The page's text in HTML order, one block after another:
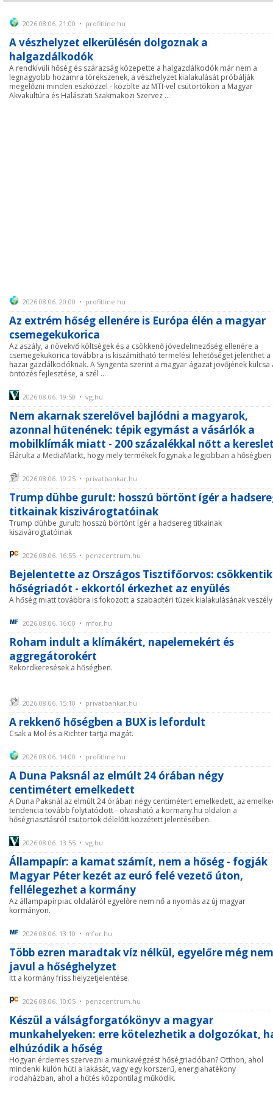
2026.08.06. 21:00 • profitline.hu
A vészhelyzet elkerülésén dolgoznak a
halgazdálkodók
A rendkívüli hőség és szárazság közepette a halgazdálkodók már nem a
legnagyobb hozamra törekszenek, a vészhelyzet kialakulását próbálják
megelőzni minden eszközzel - közölte az MTI-vel csütörtökön a Magyar
Akvakultúra és Halászati Szakmaközi Szervez ...
2026.08.06. 20:00 • profitline.hu
Az extrém hőség ellenére is Európa élén a magyar
csemegekukorica
Az aszály, a növekvő költségek és a csökkenő jövedelmezőség ellenére a
csemegekukorica továbbra is kiszámítható termelési lehetőséget jelenthet a
hazai gazdálkodóknak. A Syngenta szerint a magyar ágazat jövőjének kulcsa
öntözés fejlesztése, a szél ...
2026.08.06. 19:50 • vg.hu
Nem akarnak szerelővel bajlódni a magyarok,
azonnal hűtenének: tépik egymást a vásárlók a
mobilklímák miatt - 200 százalékkal nőtt a
Elárulta a MediaMarkt, hogy mely termékek fogynak a legjobban a hőségben
2026.08.06. 19:25 • privatbankar.hu
Trump dühbe gurult: hosszú börtönt ígér a
titkainak kiszivárogtatóinak
Trump dühbe gurult: hosszú börtönt ígér a hadsereg titkainak
kiszivárogtatóinak
2026.08.06. 16:55 • penzcentrum.hu
Bejelentette az Országos Tisztifőorvos:
hőségriadót - ekkortól érkezhet az enyülés
A hőség miatt továbbra is fokozott a szabadtéri tüzek kialakulásának
2026.08.06. 16:00 • mfor.hu
Roham indult a klímákért, napelemekért és
aggregátorokért
Rekordkeresések a hőségben.
2026.08.06. 15:10 • privatbankar.hu
A rekkenő hőségben a BUX is lefordult
Csak a Mol és a Richter tartja magát.
2026.08.06. 14:00 • profitline.hu
A Duna Paksnál az elmúlt 24 órában négy
centimétert emelkedett
A Duna Paksnál az elmúlt 24 órában négy centimétert emelkedett, az
tendencia tovább folytatódott - olvasható a kormany.hu oldalon a
hőségriasztásról csütörtök délelőtt közzétett jelentésében.
2026.08.06. 13:55 • vg.hu
Állampapír: a kamat számít, nem a hőség - fogják
Magyar Péter kezét az euró felé vezető úton,
fellélegezhet a kormány
Az állampapírpiac oldaláról egyelőre nem nő a nyomás az új magyar
kormányon.
2026.08.06. 13:10 • mfor.hu
Több ezren maradtak víz nélkül, egyelőre még nem
javul a hőséghelyzet
Itt a kormány friss helyzetjelentése.
2026.08.06. 10:05 • penzcentrum.hu
Készül a válságforgatókönyv a magyar
munkahelyeken: erre kötelezhetik a dolgozókat,
elhúzódik a hőség
Hogyan érdemes szervezni a munkavégzést hőségriadóban? Otthon, ahol
mindenki külön hűti a lakását, vagy egy korszerű, energiahatékony
irodaházban, ahol a hűtés központilag működik.